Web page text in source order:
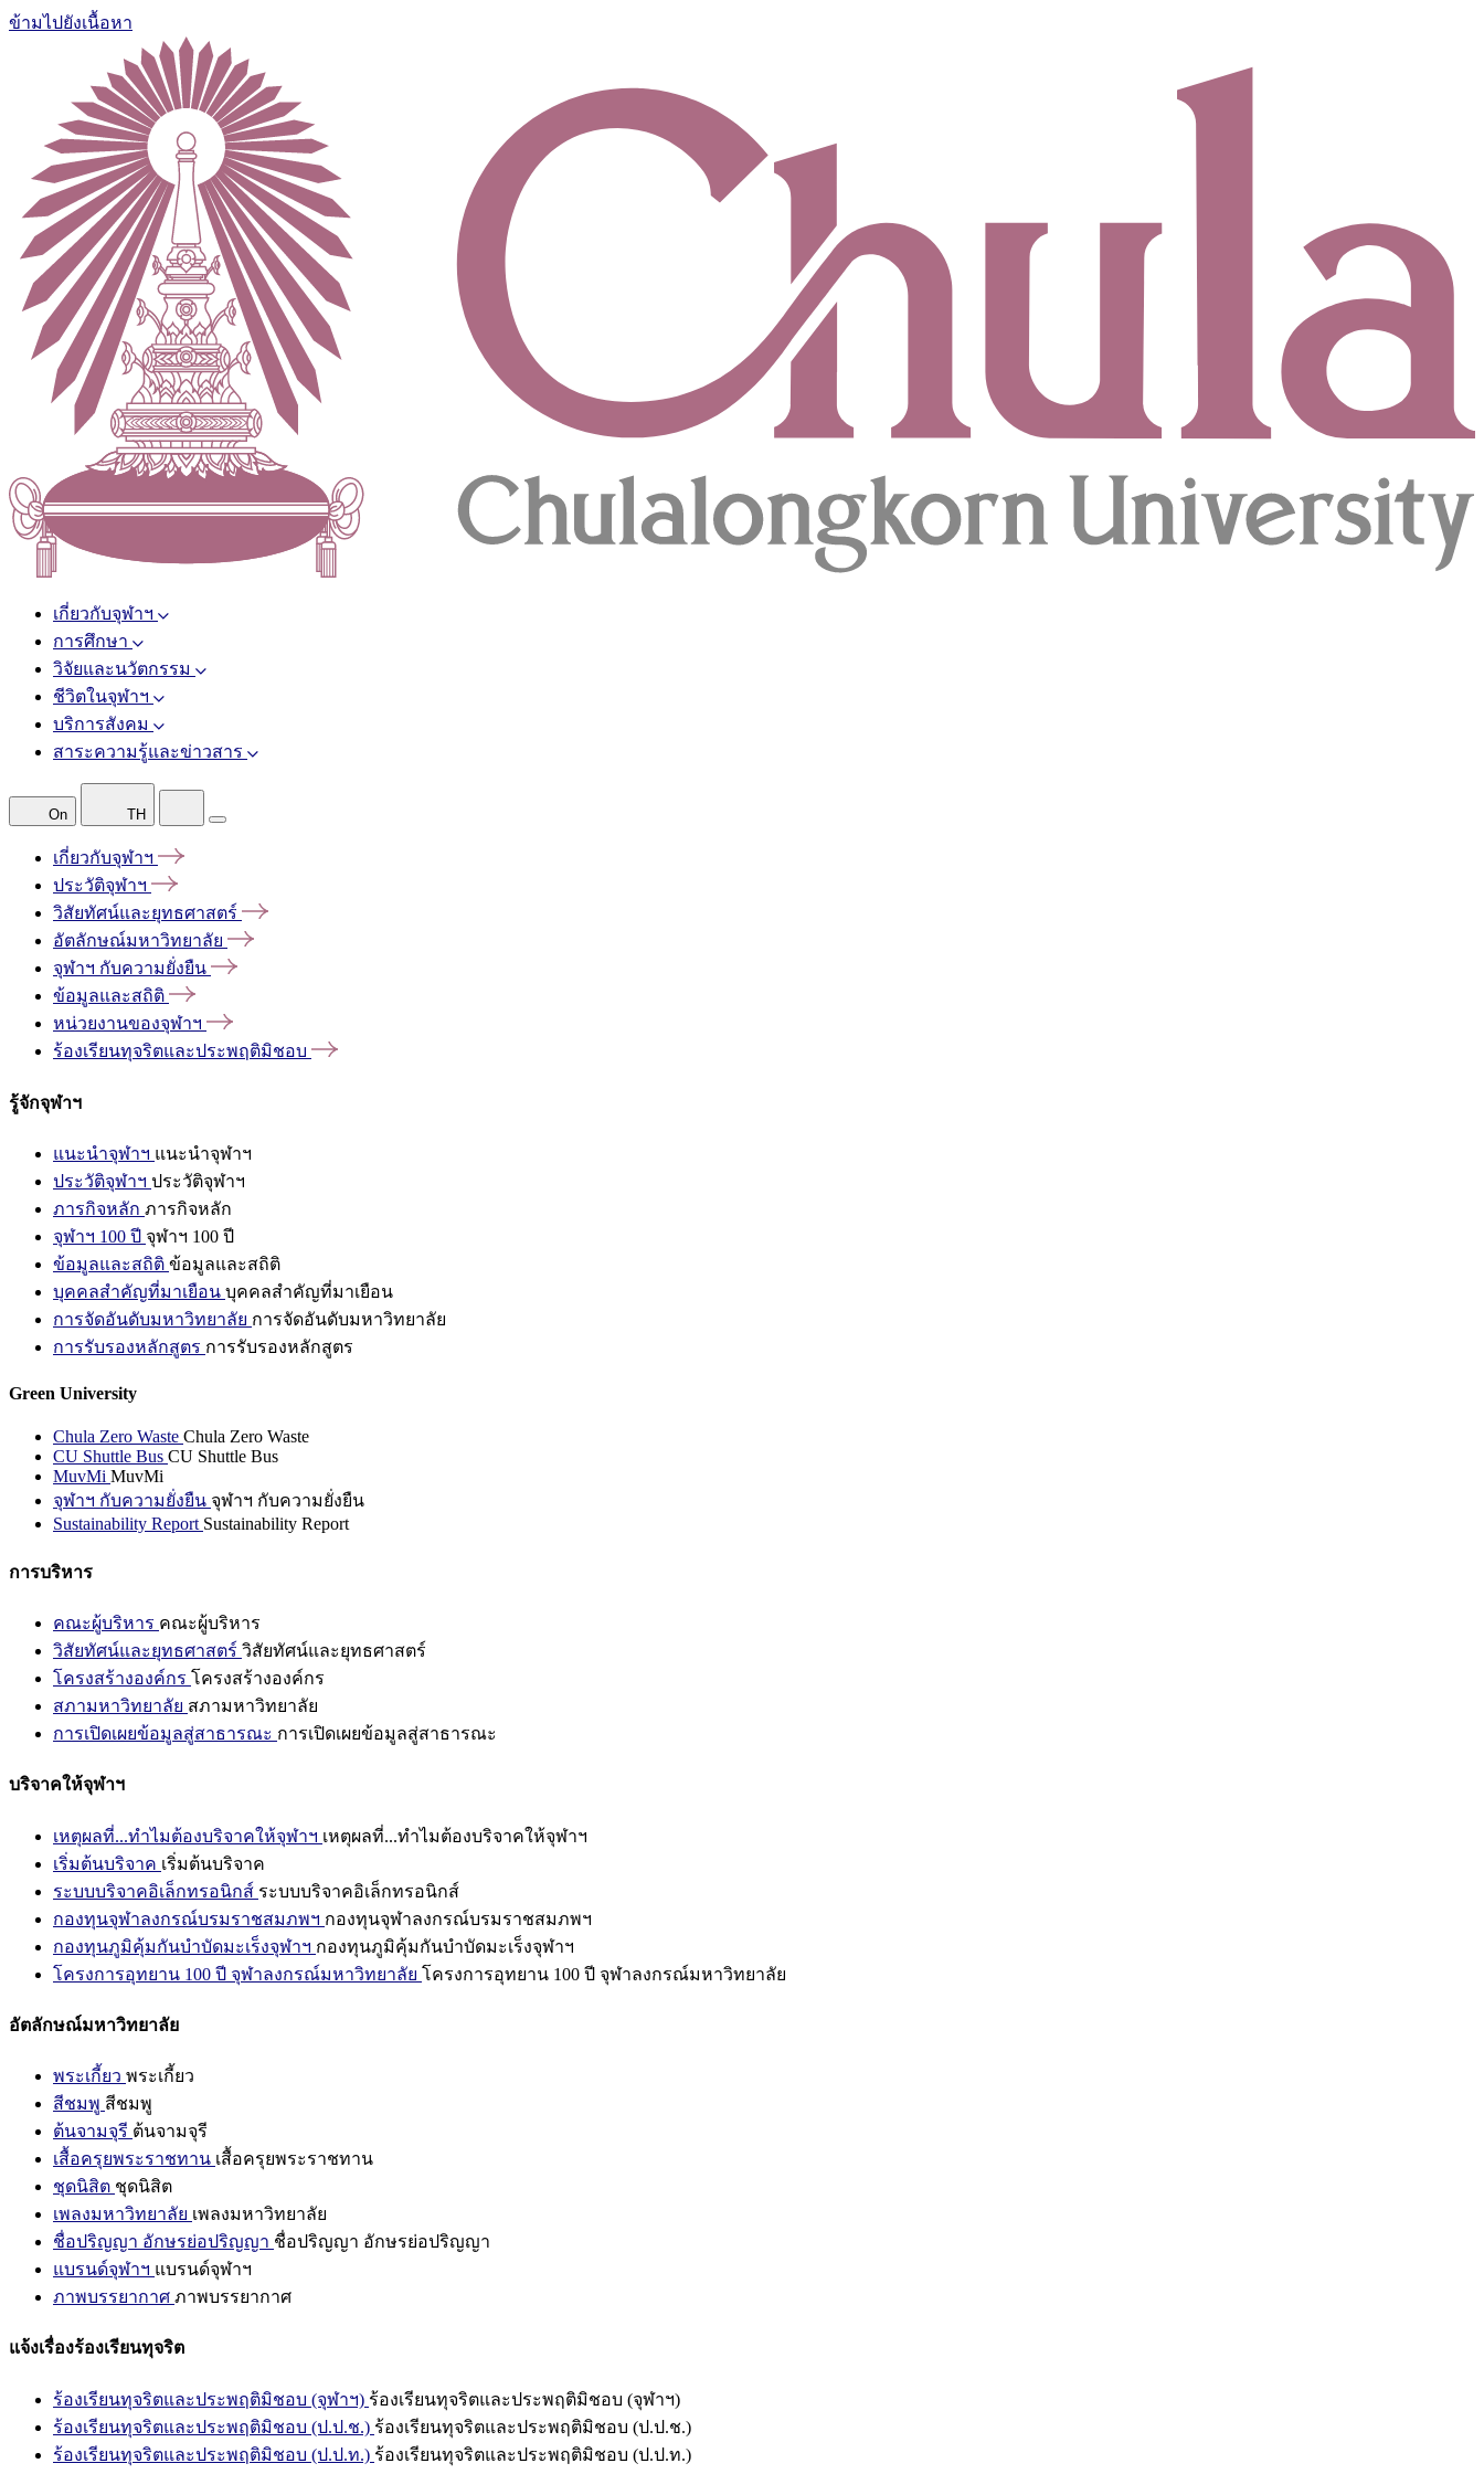
ข้ามไปยังเนื้อหา
เกี่ยวกับจุฬาฯ
การศึกษา
วิจัยและนวัตกรรม
ชีวิตในจุฬาฯ
บริการสังคม
สาระความรู้และข่าวสาร
On TH
เกี่ยวกับจุฬาฯ
ประวัติจุฬาฯ
วิสัยทัศน์และยุทธศาสตร์
อัตลักษณ์มหาวิทยาลัย
จุฬาฯ กับความยั่งยืน
ข้อมูลและสถิติ
หน่วยงานของจุฬาฯ
ร้องเรียนทุจริตและประพฤติมิชอบ
รู้จักจุฬาฯ
แนะนำจุฬาฯ แนะนำจุฬาฯ
ประวัติจุฬาฯ ประวัติจุฬาฯ
ภารกิจหลัก ภารกิจหลัก
จุฬาฯ 100 ปี จุฬาฯ 100 ปี
ข้อมูลและสถิติ ข้อมูลและสถิติ
บุคคลสำคัญที่มาเยือน บุคคลสำคัญที่มาเยือน
การจัดอันดับมหาวิทยาลัย การจัดอันดับมหาวิทยาลัย
การรับรองหลักสูตร การรับรองหลักสูตร
Green University
Chula Zero Waste Chula Zero Waste
CU Shuttle Bus CU Shuttle Bus
MuvMi MuvMi
จุฬาฯ กับความยั่งยืน จุฬาฯ กับความยั่งยืน
Sustainability Report Sustainability Report
การบริหาร
คณะผู้บริหาร คณะผู้บริหาร
วิสัยทัศน์และยุทธศาสตร์ วิสัยทัศน์และยุทธศาสตร์
โครงสร้างองค์กร โครงสร้างองค์กร
สภามหาวิทยาลัย สภามหาวิทยาลัย
การเปิดเผยข้อมูลสู่สาธารณะ การเปิดเผยข้อมูลสู่สาธารณะ
บริจาคให้จุฬาฯ
เหตุผลที่...ทำไมต้องบริจาคให้จุฬาฯ เหตุผลที่...ทำไมต้องบริจาคให้จุฬาฯ
เริ่มต้นบริจาค เริ่มต้นบริจาค
ระบบบริจาคอิเล็กทรอนิกส์ ระบบบริจาคอิเล็กทรอนิกส์
กองทุนจุฬาลงกรณ์บรมราชสมภพฯ กองทุนจุฬาลงกรณ์บรมราชสมภพฯ
กองทุนภูมิคุ้มกันบำบัดมะเร็งจุฬาฯ กองทุนภูมิคุ้มกันบำบัดมะเร็งจุฬาฯ
โครงการอุทยาน 100 ปี จุฬาลงกรณ์มหาวิทยาลัย โครงการอุทยาน 100 ปี จุฬาลงกรณ์มหาวิทยาลัย
อัตลักษณ์มหาวิทยาลัย
พระเกี้ยว พระเกี้ยว
สีชมพู สีชมพู
ต้นจามจุรี ต้นจามจุรี
เสื้อครุยพระราชทาน เสื้อครุยพระราชทาน
ชุดนิสิต ชุดนิสิต
เพลงมหาวิทยาลัย เพลงมหาวิทยาลัย
ชื่อปริญญา อักษรย่อปริญญา ชื่อปริญญา อักษรย่อปริญญา
แบรนด์จุฬาฯ แบรนด์จุฬาฯ
ภาพบรรยากาศ ภาพบรรยากาศ
แจ้งเรื่องร้องเรียนทุจริต
ร้องเรียนทุจริตและประพฤติมิชอบ (จุฬาฯ) ร้องเรียนทุจริตและประพฤติมิชอบ (จุฬาฯ)
ร้องเรียนทุจริตและประพฤติมิชอบ (ป.ป.ช.) ร้องเรียนทุจริตและประพฤติมิชอบ (ป.ป.ช.)
ร้องเรียนทุจริตและประพฤติมิชอบ (ป.ป.ท.) ร้องเรียนทุจริตและประพฤติมิชอบ (ป.ป.ท.)